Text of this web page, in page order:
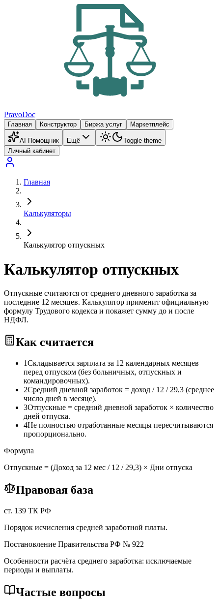
PravoDoc
Главная Конструктор Биржа услуг Маркетплейс
AI Помощник Ещё
Toggle theme
Личный кабинет
Главная
Калькуляторы
Калькулятор отпускных
Калькулятор отпускных
Отпускные считаются от среднего дневного заработка за
последние 12 месяцев. Калькулятор применит официальную
формулу Трудового кодекса и покажет сумму до и после
НДФЛ.
Как считается
1Складывается зарплата за 12 календарных месяцев
перед отпуском (без больничных, отпускных и
командировочных).
2Средний дневной заработок = доход / 12 / 29,3 (среднее
число дней в месяце).
3Отпускные = средний дневной заработок × количество
дней отпуска.
4Не полностью отработанные месяцы пересчитываются
пропорционально.
Формула
Отпускные = (Доход за 12 мес / 12 / 29,3) × Дни отпуска
Правовая база
ст. 139 ТК РФ
Порядок исчисления средней заработной платы.
Постановление Правительства РФ № 922
Особенности расчёта среднего заработка: исключаемые
периоды и выплаты.
Частые вопросы